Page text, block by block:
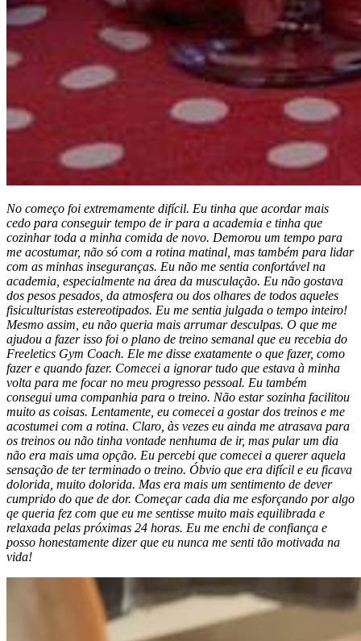
No começo foi extremamente difícil. Eu tinha que acordar mais
cedo para conseguir tempo de ir para a academia e tinha que
cozinhar toda a minha comida de novo. Demorou um tempo para
me acostumar, não só com a rotina matinal, mas também para lidar
com as minhas inseguranças. Eu não me sentia confortável na
academia, especialmente na área da musculação. Eu não gostava
dos pesos pesados, da atmosfera ou dos olhares de todos aqueles
fisiculturistas estereotipados. Eu me sentia julgada o tempo inteiro!
Mesmo assim, eu não queria mais arrumar desculpas. O que me
ajudou a fazer isso foi o plano de treino semanal que eu recebia do
Freeletics Gym Coach. Ele me disse exatamente o que fazer, como
fazer e quando fazer. Comecei a ignorar tudo que estava à minha
volta para me focar no meu progresso pessoal. Eu também
consegui uma companhia para o treino. Não estar sozinha facilitou
muito as coisas. Lentamente, eu comecei a gostar dos treinos e me
acostumei com a rotina. Claro, às vezes eu ainda me atrasava para
os treinos ou não tinha vontade nenhuma de ir, mas pular um dia
não era mais uma opção. Eu percebi que comecei a querer aquela
sensação de ter terminado o treino. Óbvio que era difícil e eu ficava
dolorida, muito dolorida. Mas era mais um sentimento de dever
cumprido do que de dor. Começar cada dia me esforçando por algo
qe queria fez com que eu me sentisse muito mais equilibrada e
relaxada pelas próximas 24 horas. Eu me enchi de confiança e
posso honestamente dizer que eu nunca me senti tão motivada na
vida!